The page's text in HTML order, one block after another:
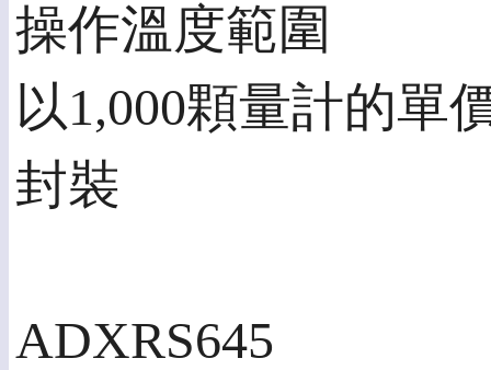
操作溫度範圍
以1,000顆量計的單
封裝
ADXRS645